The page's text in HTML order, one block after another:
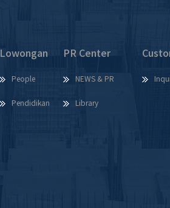
Lowongan
People
Pendidikan
PR Center
NEWS & PR
Library